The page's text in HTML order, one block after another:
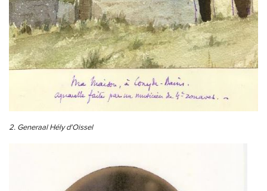
2. Generaal Hély d'Oissel